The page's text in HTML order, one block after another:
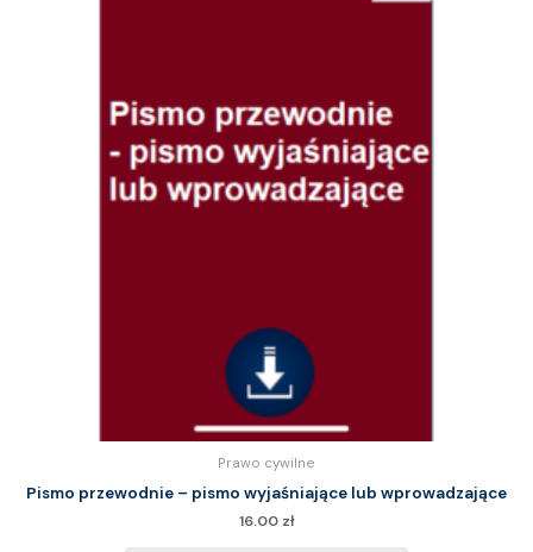
Prawo cywilne
Pismo przewodnie – pismo wyjaśniające lub wprowadzające
16.00 zł